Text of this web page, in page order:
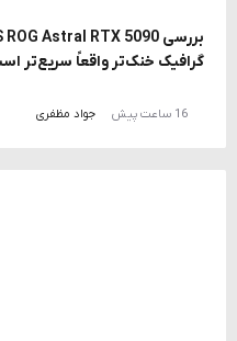
گرافیک خنک‌تر واقعاً سریع‌تر
16 ساعت پیش جواد مظفری